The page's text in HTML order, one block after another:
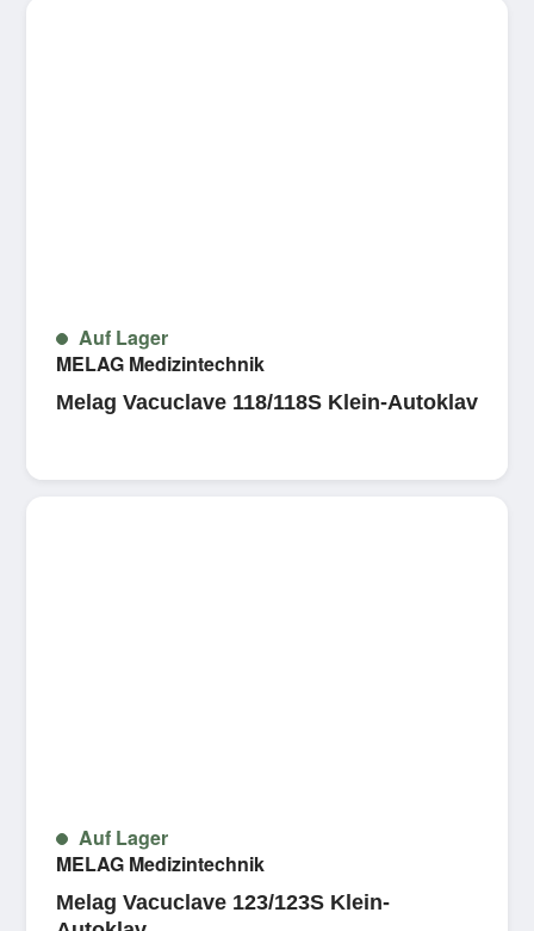
Auf Lager
MELAG Medizintechnik
Melag Vacuclave 118/118S Klein-Autoklav
Auf Lager
MELAG Medizintechnik
Melag Vacuclave 123/123S Klein-